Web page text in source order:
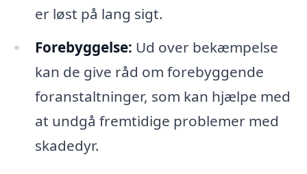
er løst på lang sigt.
Forebyggelse: Ud over bekæmpelse
kan de give råd om forebyggende
foranstaltninger, som kan hjælpe med
at undgå fremtidige problemer med
skadedyr.